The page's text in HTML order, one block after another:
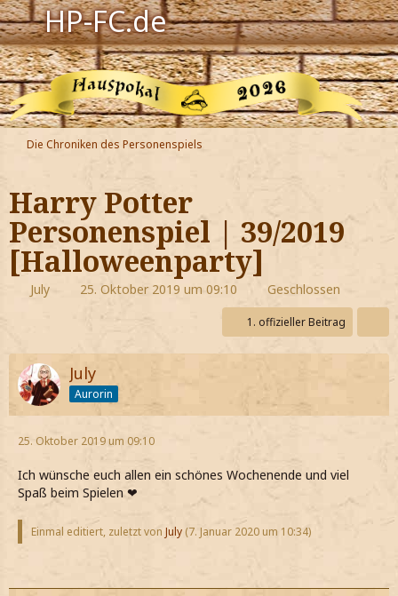
HP-FC.de
Navigation
Harry Potter
Der HP-FC
Hogwarts
Zauberwelt
Willkommen
Jetzt Fanclub-Mitglied werden!
Die Chroniken des Personenspiels
Harry Potter
Personenspiel | 39/2019
[Halloweenparty]
July 25. Oktober 2019 um 09:10 Geschlossen
1. offizieller Beitrag
July
Aurorin
25. Oktober 2019 um 09:10
Ich wünsche euch allen ein schönes Wochenende und viel
Spaß beim Spielen ❤
Einmal editiert, zuletzt von July (7. Januar 2020 um 10:34)